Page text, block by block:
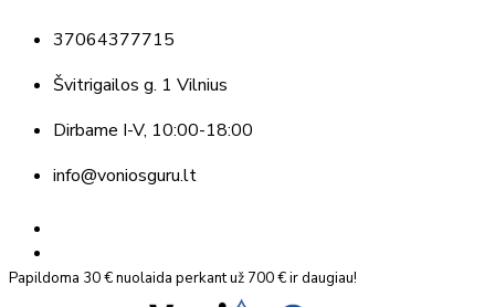
37064377715
Švitrigailos g. 1 Vilnius
Dirbame I-V, 10:00-18:00
info@voniosguru.lt
Papildoma 30 € nuolaida perkant už 700 € ir daugiau!